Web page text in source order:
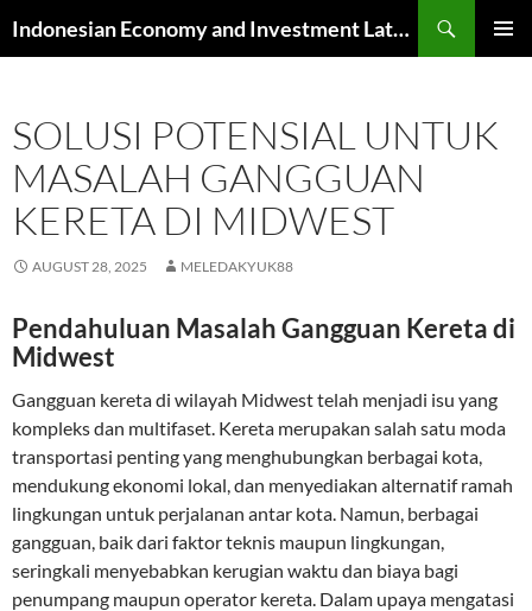
to
Indonesian Economy and Investment Latest News
SOLUSI POTENSIAL UNTUK
MASALAH GANGGUAN
KERETA DI MIDWEST
AUGUST 28, 2025 MELEDAKYUK88
Pendahuluan Masalah Gangguan Kereta di
Midwest
Gangguan kereta di wilayah Midwest telah menjadi isu yang
kompleks dan multifaset. Kereta merupakan salah satu moda
transportasi penting yang menghubungkan berbagai kota,
mendukung ekonomi lokal, dan menyediakan alternatif ramah
lingkungan untuk perjalanan antar kota. Namun, berbagai
gangguan, baik dari faktor teknis maupun lingkungan,
seringkali menyebabkan kerugian waktu dan biaya bagi
penumpang maupun operator kereta. Dalam upaya mengatasi